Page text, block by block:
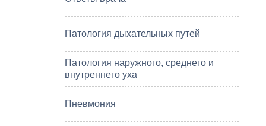
Патология дыхательных путей
Патология наружного, среднего и
внутреннего уха
Пневмония